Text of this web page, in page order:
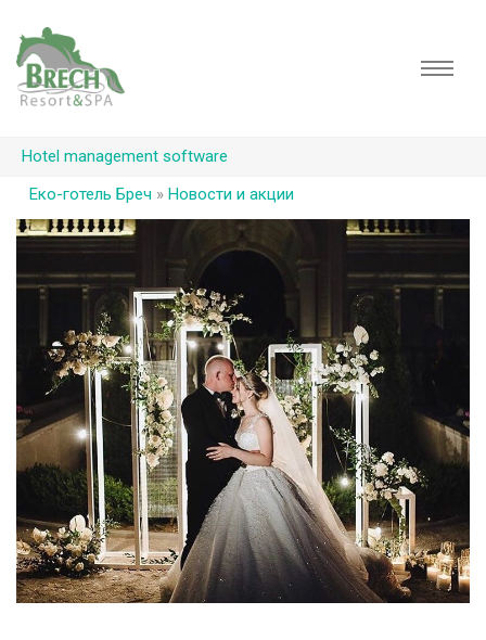
Hotel management software
Еко-готель Бреч » Новости и акции